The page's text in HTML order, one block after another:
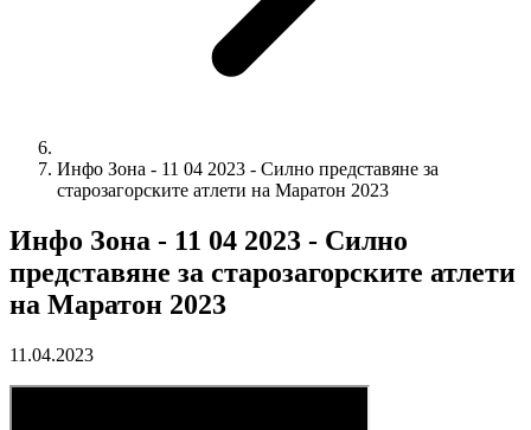
Инфо Зона - 11 04 2023 - Силно представяне за
старозагорските атлети на Маратон 2023
Инфо Зона - 11 04 2023 - Силно
представяне за старозагорските атлети
на Маратон 2023
11.04.2023